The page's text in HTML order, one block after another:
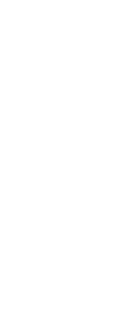
die an einer